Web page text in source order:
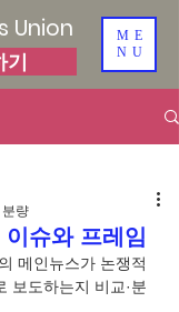
Union
기
ME
NU
슈와 프레임
량
메인뉴스가 논쟁적
보도하는지 비교·분